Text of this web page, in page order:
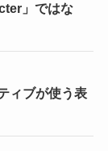
」ではな
ィブが使う表